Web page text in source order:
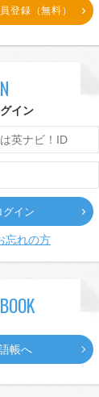
登録（無料）
イン
グイン
忘れの方
帳へ